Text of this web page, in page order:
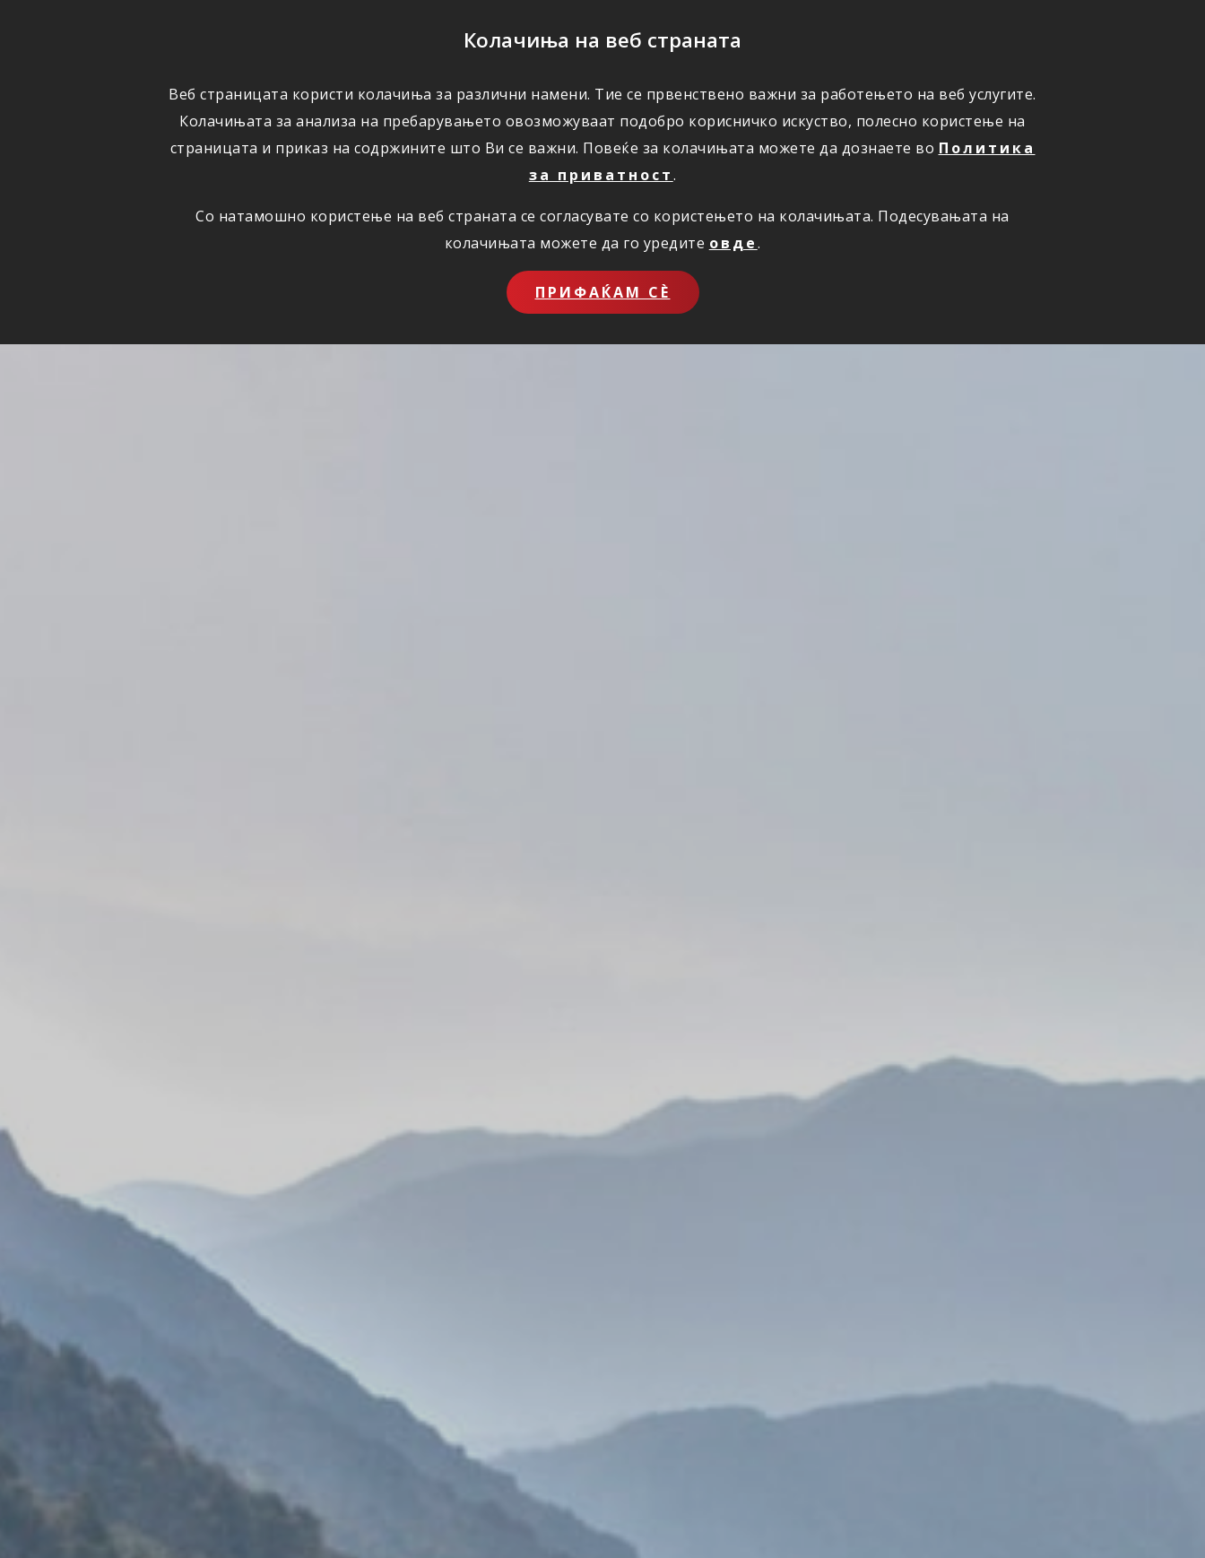
Колачиња на веб страната
Веб страницата користи колачиња за различни намени. Тие се првенствено важни за работењето на веб услугите.
Колачињата за анализа на пребарувањето овозможуваат подобро корисничко искуство, полесно користење на
страницата и приказ на содржините што Ви се важни. Повеќе за колачињата можете да дознаете во Политика
за приватност.
Со натамошно користење на веб страната се согласувате со користењето на колачињата. Подесувањата на
колачињата можете да го уредите овде.
ПРИФАЌАМ СЀ
ОСИГУРУВАЊЕ ШТЕТИ ПОВОЛНОСТИ КОРИСНО ЗА НАС ОНЛАЈН ПРИЈАВИ ШТЕТА